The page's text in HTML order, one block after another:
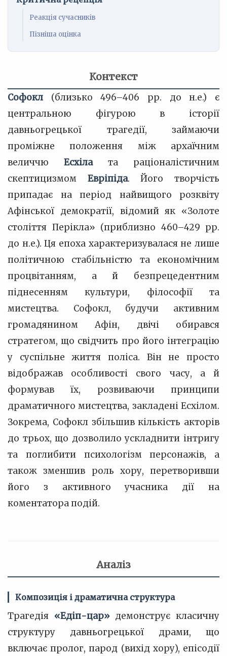
Реакція сучасників
Пізніша оцінка
Контекст
Софокл (близько 496–406 рр. до н.е.) є
центральною фігурою в історії
давньогрецької трагедії, займаючи
проміжне положення між архаїчним
величчю Есхілата раціоналістичним
скептицизмом Евріпіда. Його творчість
припадає на період найвищого розквіту
Афінської демократії, відомий як «Золоте
століття Перікла» (приблизно 460–429 рр.
до н.е.). Ця епоха характеризувалася не лише
політичною стабільністю та економічним
процвітанням, а й безпрецедентним
піднесенням культури, філософії та
мистецтва. Софокл, будучи активним
громадянином Афін, двічі обирався
стратегом, що свідчить про його інтеграцію
у суспільне життя поліса. Він не просто
відображав особливості свого часу, а й
формував їх, розвиваючи принципи
драматичного мистецтва, закладені Есхілом.
Зокрема, Софокл збільшив кількість акторів
до трьох, що дозволило ускладнити інтригу
та поглибити психологізм персонажів, а
також зменшив роль хору, перетворивши
його з активного учасника дії на
коментатора подій.
Аналіз
Композиція і драматична структура
Трагедія «Едіп-цар»демонструє класичну
структуру давньогрецької драми, що
включає пролог, парод (вихід хору), епісодії